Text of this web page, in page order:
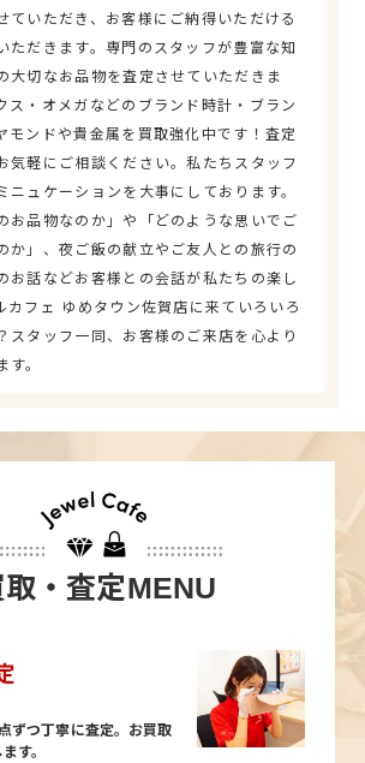
ていただき、お客様にご納得いただける
ただきます。専門のスタッフが豊富な知
大切なお品物を査定させていただきま
ス・オメガなどのブランド時計・ブラン
モンドや貴金属を買取強化中です！査定
気軽にご相談ください。私たちスタッフ
ニュケーションを大事にしております。
お品物なのか」や「どのような思いでご
か」、夜ご飯の献立やご友人との旅行の
お話などお客様との会話が私たちの楽し
カフェ ゆめタウン佐賀店に来ていろいろ
スタッフ一同、お客様のご来店を心より
。
取・査定MENU
ずつ丁寧に査定。お買取
す。